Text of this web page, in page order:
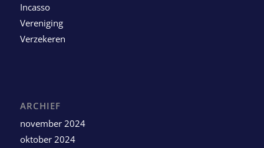
Incasso
Vereniging
Verzekeren
ARCHIEF
november 2024
oktober 2024